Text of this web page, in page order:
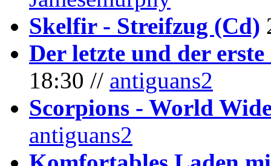
Skelfir - Streifzug (Cd)
Der letzte und der erste
18:30 // antiguans2
Scorpions - World
antiguans2